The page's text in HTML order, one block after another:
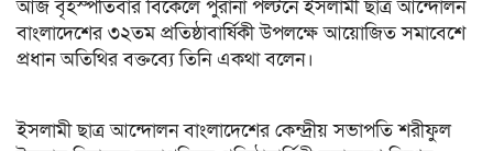
আজ বৃহস্পতিবার বিকেলে পুরানা পল্টনে ইসলামী ছাত্র আন্দোলন
বাংলাদেশের ৩২তম প্রতিষ্ঠাবার্ষিকী উপলক্ষে আয়োজিত সমাবেশে
প্রধান অতিথির বক্তব্যে তিনি একথা বলেন।
ইসলামী ছাত্র আন্দোলন বাংলাদেশের কেন্দ্রীয় সভাপতি শরীফুল